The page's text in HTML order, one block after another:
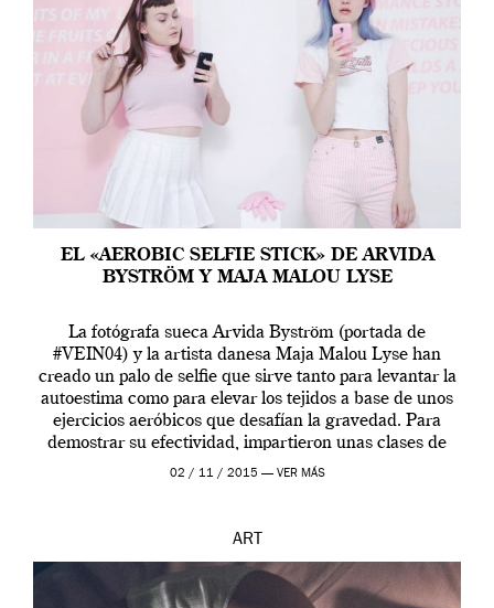
EL «AEROBIC SELFIE STICK» DE ARVIDA
BYSTRÖM Y MAJA MALOU LYSE
La fotógrafa sueca Arvida Byström (portada de
#VEIN04) y la artista danesa Maja Malou Lyse han
creado un palo de selfie que sirve tanto para levantar la
autoestima como para elevar los tejidos a base de unos
ejercicios aeróbicos que desafían la gravedad. Para
demostrar su efectividad, impartieron unas clases de
prueba en el Tate […]
02 / 11 / 2015 — VER MÁS
ART